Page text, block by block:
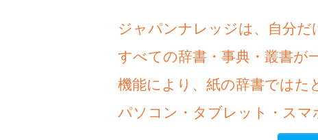
ジャパンナレッジは、自分だ
すべての辞書・事典・叢書が
機能により、紙の辞書ではた
パソコン・タブレット・スマ